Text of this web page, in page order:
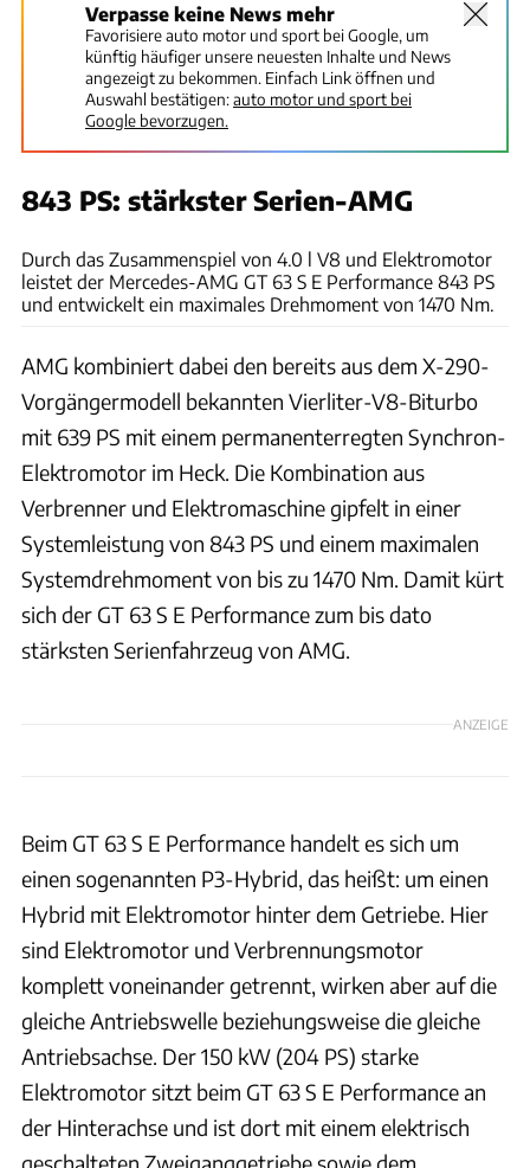
Verpasse keine News mehr
Favorisiere auto motor und sport bei Google, um
künftig häufiger unsere neuesten Inhalte und News
angezeigt zu bekommen. Einfach Link öffnen und
Auswahl bestätigen:auto motor und sport bei
Google bevorzugen.
843 PS: stärkster Serien-AMGHans-Dieter Seufert
Durch das Zusammenspiel von 4.0 l V8 und Elektromotor
leistet der Mercedes-AMG GT 63 S E Performance 843 PS
und entwickelt ein maximales Drehmoment von 1470 Nm.
AMG kombiniert dabei den bereits aus dem X-290-
Vorgängermodell bekannten Vierliter-V8-Biturbo
mit 639 PS mit einem permanenterregten Synchron-
Elektromotor im Heck. Die Kombination aus
Verbrenner und Elektromaschine gipfelt in einer
Systemleistung von 843 PS und einem maximalen
Systemdrehmoment von bis zu 1470 Nm. Damit kürt
sich der GT 63 S E Performance zum bis dato
stärksten Serienfahrzeug von AMG.
ANZEIGE
Beim GT 63 S E Performance handelt es sich um
einen sogenannten P3-Hybrid, das heißt: um einen
Hybrid mit Elektromotor hinter dem Getriebe. Hier
sind Elektromotor und Verbrennungsmotor
komplett voneinander getrennt, wirken aber auf die
gleiche Antriebswelle beziehungsweise die gleiche
Antriebsachse. Der 150 kW (204 PS) starke
Elektromotor sitzt beim GT 63 S E Performance an
der Hinterachse und ist dort mit einem elektrisch
geschalteten Zweiganggetriebe sowie dem